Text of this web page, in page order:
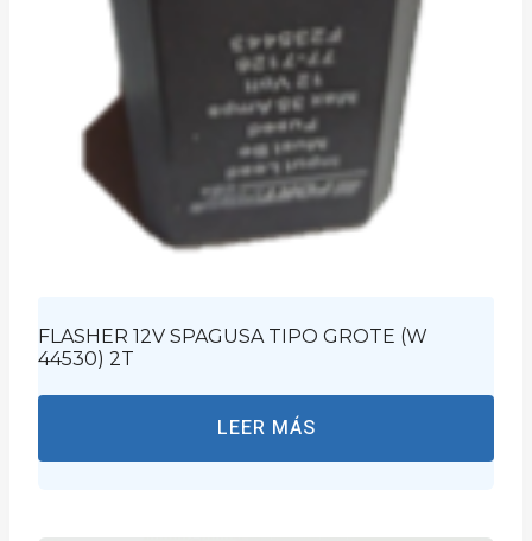
FLASHER 12V SPAGUSA TIPO GROTE (W
44530) 2T
LEER MÁS